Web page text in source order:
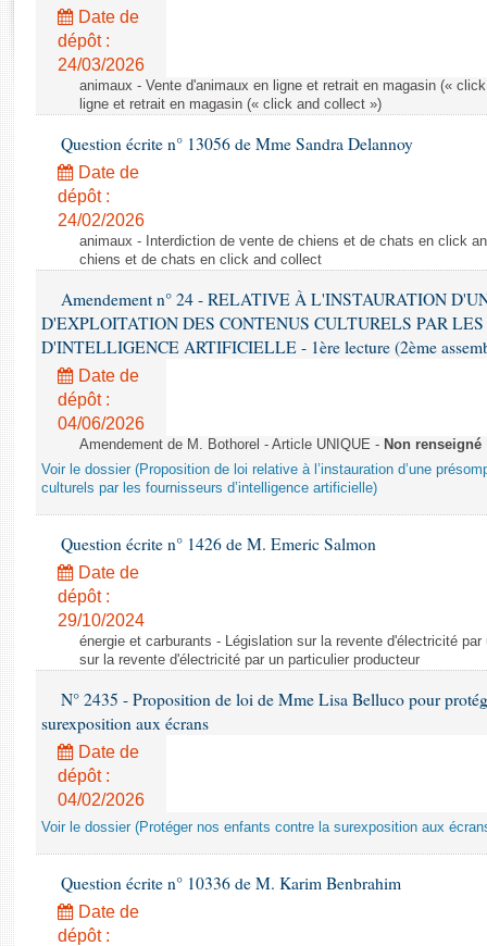
Rapports législatifs
Rapports sur l'application des lois
Baromètre de l’application des lois
Dossiers législatifs
Budget et sécurité sociale
Questions écrites et orales
Comptes rendus des débats
Date de
dépôt :
24/03/2026
animaux - Vente d'animaux en ligne et retrait en magasin («
ligne et retrait en magasin (« click and collect »)
Question écrite n° 13056 de Mme Sandra Delannoy
Date de
dépôt :
24/02/2026
animaux - Interdiction de vente de chiens et de chats en click
chiens et de chats en click and collect
Amendement n° 24 - RELATIVE À L'INSTAURATION
D'EXPLOITATION DES CONTENUS CULTURELS PAR LES
D'INTELLIGENCE ARTIFICIELLE - 1ère lecture (2ème
Date de
dépôt :
04/06/2026
Amendement de M. Bothorel - Article UNIQUE - Non renseigné
Voir le dossier (Proposition de loi relative à l’instauration d’une
culturels par les fournisseurs d’intelligence artificielle)
Question écrite n° 1426 de M. Emeric Salmon
Date de
dépôt :
29/10/2024
énergie et carburants - Législation sur la revente d'électricité
sur la revente d'électricité par un particulier producteur
N° 2435 - Proposition de loi de Mme Lisa Belluco pour
surexposition aux écrans
Date de
dépôt :
04/02/2026
Voir le dossier (Protéger nos enfants contre la surexposition aux
Question écrite n° 10336 de M. Karim Benbrahim
Date de
dépôt :